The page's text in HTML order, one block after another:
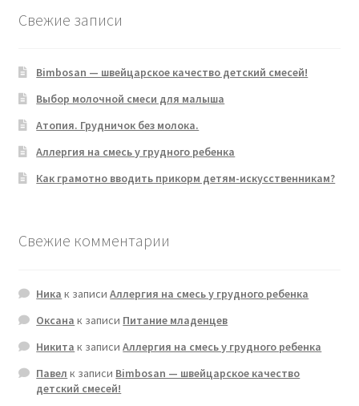
Свежие записи
Bimbosan — швейцарское качество детский смесей!
Выбор молочной смеси для малыша
Атопия. Грудничок без молока.
Аллергия на смесь у грудного ребенка
Как грамотно вводить прикорм детям-искусственникам?
Свежие комментарии
Ника к записиАллергия на смесь у грудного ребенка
Оксана к записи Питание младенцев
Никита к записиАллергия на смесь у грудного ребенка
Павел к записи Bimbosan — швейцарское качество
детский смесей!